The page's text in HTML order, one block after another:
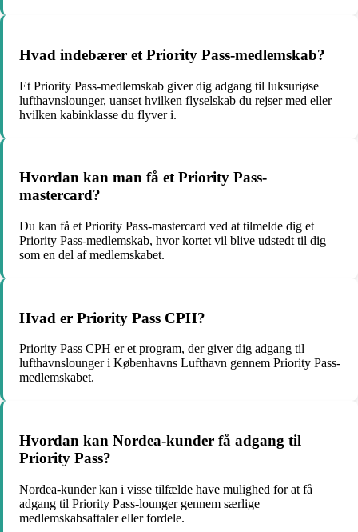
Hvad indebærer et Priority Pass-medlemskab?
Et Priority Pass-medlemskab giver dig adgang til luksuriøse
lufthavnslounger, uanset hvilken flyselskab du rejser med eller
hvilken kabinklasse du flyver i.
Hvordan kan man få et Priority Pass-
mastercard?
Du kan få et Priority Pass-mastercard ved at tilmelde dig et
Priority Pass-medlemskab, hvor kortet vil blive udstedt til dig
som en del af medlemskabet.
Hvad er Priority Pass CPH?
Priority Pass CPH er et program, der giver dig adgang til
lufthavnslounger i Københavns Lufthavn gennem Priority Pass-
medlemskabet.
Hvordan kan Nordea-kunder få adgang til
Priority Pass?
Nordea-kunder kan i visse tilfælde have mulighed for at få
adgang til Priority Pass-lounger gennem særlige
medlemskabsaftaler eller fordele.